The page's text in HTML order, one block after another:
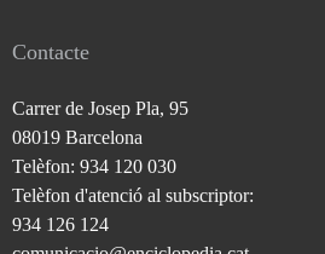
Contacte
Carrer de Josep Pla, 95
08019 Barcelona
Telèfon: 934 120 030
Telèfon d'atenció al subscriptor:
934 126 124